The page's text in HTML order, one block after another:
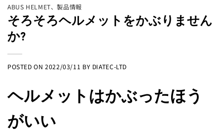
ABUS HELMET、製品情報
そろそろヘルメットをかぶりません
か?
POSTED ON2022/03/11 BY DIATEC-LTD
ヘルメットはかぶったほう
がいい